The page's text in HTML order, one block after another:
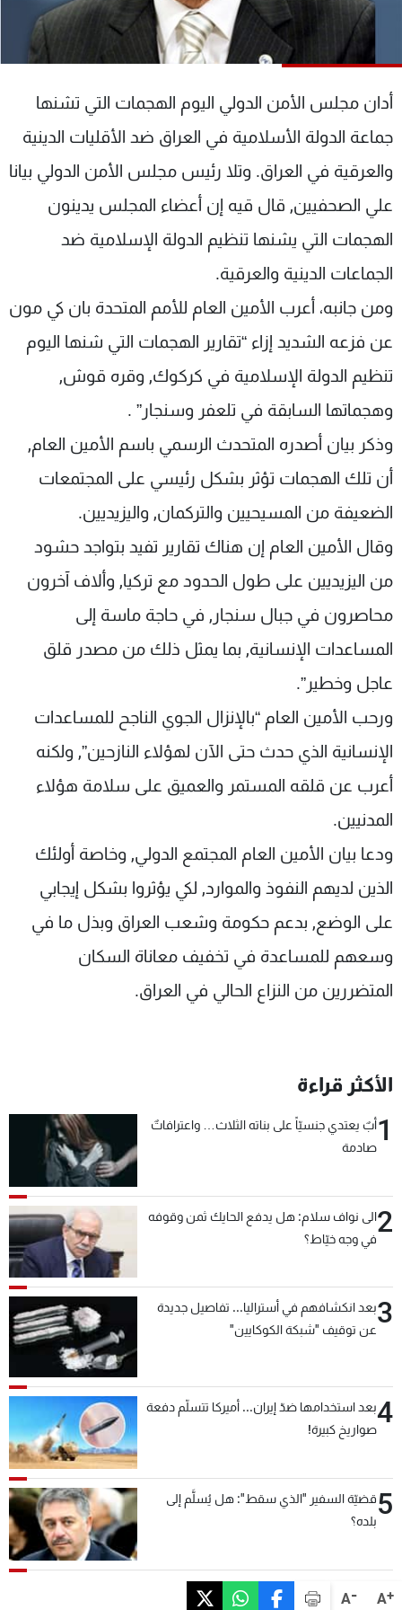
A+
A-
أدان مجلس الأمن الدولي اليوم الهجمات التي تشنها
جماعة الدولة الأسلامية في العراق ضد الأقليات الدينية
والعرقية في العراق. وتلا رئيس مجلس الأمن الدولي بيانا
علي الصحفيين, قال قيه إن أعضاء المجلس يدينون
الهجمات التي يشنها تنظيم الدولة الإسلامية ضد
الجماعات الدينية والعرقية.
ومن جانبه، أعرب الأمين العام للأمم المتحدة بان كي مون
عن فزعه الشديد إزاء “تقارير الهجمات التي شنها اليوم
تنظيم الدولة الإسلامية في كركوك, وقره قوش,
وهجماتها السابقة في تلعفر وسنجار” .
وذكر بيان أصدره المتحدث الرسمي باسم الأمين العام,
أن تلك الهجمات تؤثر بشكل رئيسي على المجتمعات
الضعيفة من المسيحيين والتركمان, واليزيديين.
وقال الأمين العام إن هناك تقارير تفيد بتواجد حشود
من اليزيديين على طول الحدود مع تركيا, وألاف آخرون
محاصرون في جبال سنجار, في حاجة ماسة إلى
المساعدات الإنسانية, بما يمثل ذلك من مصدر قلق
عاجل وخطير”.
ورحب الأمين العام “بالإنزال الجوي الناجح للمساعدات
الإنسانية الذي حدث حتى الآن لهؤلاء النازحين”, ولكنه
أعرب عن قلقه المستمر والعميق على سلامة هؤلاء
المدنيين.
ودعا بيان الأمين العام المجتمع الدولي, وخاصة أولئك
الذين لديهم النفوذ والموارد, لكي يؤثروا بشكل إيجابي
على الوضع, بدعم حكومة وشعب العراق وبذل ما في
وسعهم للمساعدة في تخفيف معاناة السكان
المتضررين من النزاع الحالي في العراق.
الأكثر قراءة
1أبٌ يعتدي جنسيّاً على بناته الثلاث… واعترافاتٌ
صادمة
2الى نواف سلام: هل يدفع الحايك ثمن وقوفه
في وجه خيّاط؟
3بعد انكشافهم في أستراليا... تفاصيل جديدة
عن توقيف "شبكة الكوكايين"
4بعد استخدامها ضدّ إيران... أميركا تتسلّم دفعة
صواريخ كبيرة!
5قضيّة السفير "الذي سقط": هل يُسلَّم إلى
بلده؟
شاهد البرامج
الترددات
عن MTV
لاعلاناتكم
وظائف
شروط الإسـتخدام